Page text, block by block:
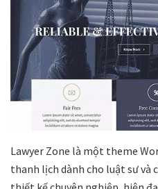
Lawyer Zone là một theme
thanh lịch dành cho luật sư và